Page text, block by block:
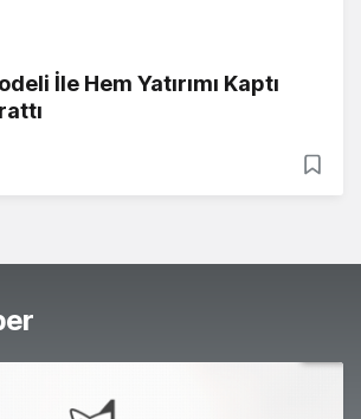
İle Hem Yatırımı Kaptı